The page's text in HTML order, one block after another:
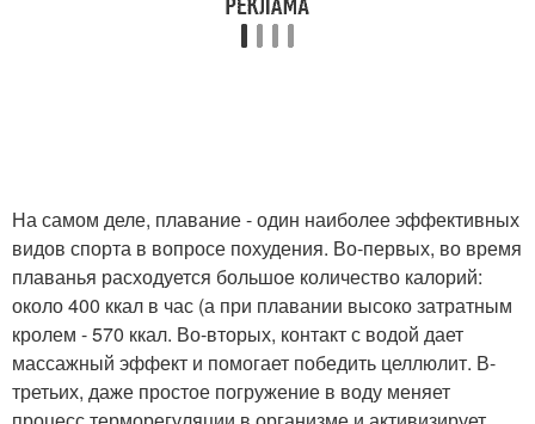
На самом деле, плавание - один наиболее эффективных
видов спорта в вопросе похудения. Во-первых, во время
плаванья расходуется большое количество калорий:
около 400 ккал в час (а при плавании высоко затратным
кролем - 570 ккал. Во-вторых, контакт с водой дает
массажный эффект и помогает победить целлюлит. В-
третьих, даже простое погружение в воду меняет